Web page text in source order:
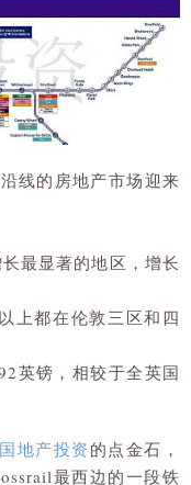
线的房地产市场迎来
最显著的地区，增长
上都在伦敦三区和四
英镑，相较于全英国
地产投资 的点金石，
最西边的一段铁